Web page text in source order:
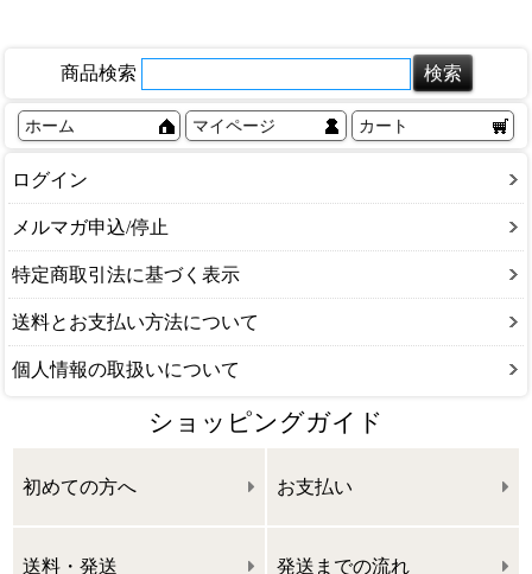
商品検索
ホーム マイページ カート
ログイン
メルマガ申込/停止
特定商取引法に基づく表示
送料とお支払い方法について
個人情報の取扱いについて
ショッピングガイド
初めての方へ お支払い
送料・発送 発送までの流れ